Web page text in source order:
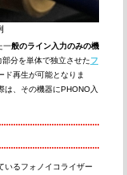
一般のライン入力のみの機
分を単体で独立させたフ
ド再生が可能となりま
は、その機器にPHONO入
いるフォノイコライザー